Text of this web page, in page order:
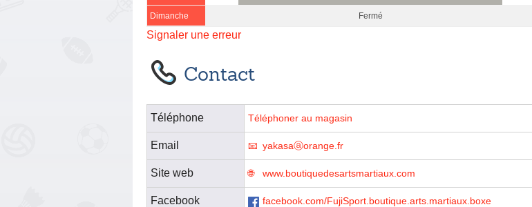
Dimanche Fermé
Signaler une erreur
Contact
Téléphone Téléphoner au magasin
Email yakasaⓐorange.fr
Site web www.boutiquedesartsmartiaux.com
Facebook facebook.com/FujiSport.boutique.arts.martiaux.boxe